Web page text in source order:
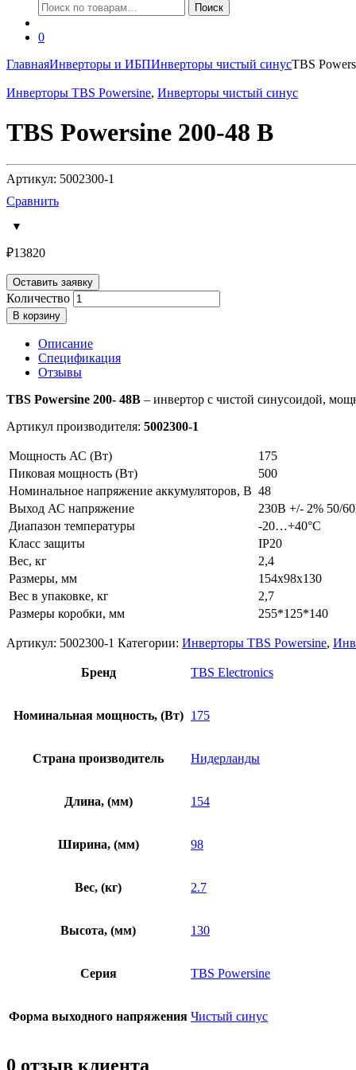
Искать:
Поиск
0
ГлавнаяИнверторы и ИБПИнверторы чистый синусTBS
Инверторы TBS Powersine, Инверторы чистый синус
TBS Powersine 200-48 В
Артикул: 5002300-1
Сравнить
₽13820
Оставить заявку
Количество
В корзину
Описание
Спецификация
Отзывы
TBS Powersine 200- 48В – инвертор с чистой синусоидой,
Артикул производителя: 5002300-1
Мощность АС (Вт)
175
Пиковая мощность (Вт)
500
Номинальное напряжение аккумуляторов, В 48
Выход АС напряжение
230В +/- 2% 50/
Диапазон температуры
-20…+40°C
Класс защиты
IP20
Вес, кг
2,4
Размеры, мм
154x98x130
Вес в упаковке, кг
2,7
Размеры коробки, мм
255*125*140
Артикул: 5002300-1 Категории: Инверторы TBS Powersine,
Бренд TBS Electronics
Номинальная мощность, (Вт) 175
Страна производитель Нидерланды
Длина, (мм) 154
Ширина, (мм) 98
Вес, (кг) 2.7
Высота, (мм) 130
Серия TBS Powersine
Форма выходного напряжения Чистый синус
0 отзыв клиента